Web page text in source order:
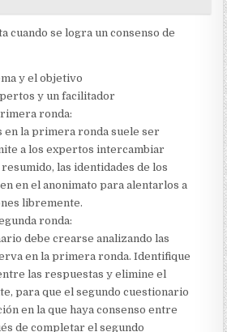
cuando se logra un consenso de
y el objetivo
y un facilitador
ronda:
en la primera ronda suele ser
a los expertos intercambiar
las identidades de los
en el anonimato para alentarlos a
libremente.
ronda:
debe crearse analizando las
en la primera ronda. Identifique
las respuestas y elimine el
para que el segundo cuestionario
en la que haya consenso entre
de completar el segundo